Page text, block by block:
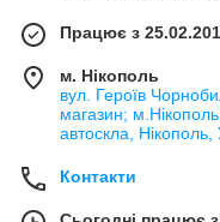
Працює з
м. Нікополь
вул. Героїв
магазин;
автоскла, Нікополь,
Контакти